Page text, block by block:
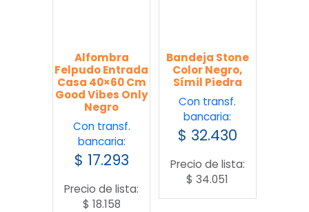
Alfombra
Felpudo Entrada
Casa 40×60 Cm
Good Vibes Only
Negro
Con transf.
bancaria:
$ 17.293
Precio de lista:
$ 18.158
Bandeja Stone
Color Negro,
Símil Piedra
Con transf.
bancaria:
$ 32.430
Precio de lista:
$ 34.051